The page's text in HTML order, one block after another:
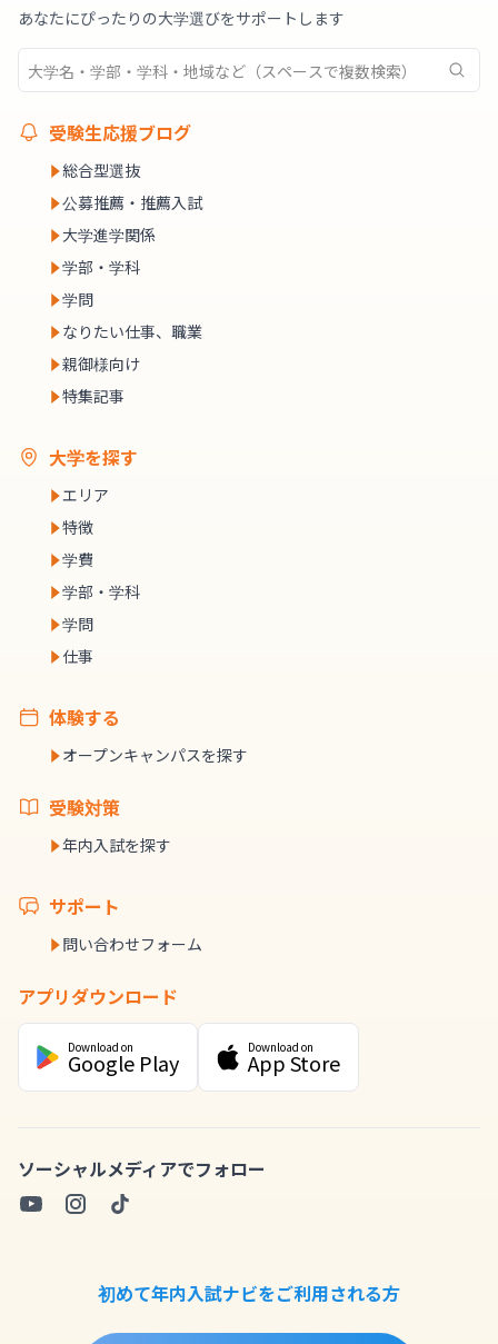
あなたにぴったりの大学選びをサポートします
受験生応援ブログ
総合型選抜
公募推薦・推薦入試
大学進学関係
学部・学科
学問
なりたい仕事、職業
親御様向け
特集記事
大学を探す
エリア
特徴
学費
学部・学科
学問
仕事
体験する
オープンキャンパスを探す
受験対策
年内入試を探す
サポート
問い合わせフォーム
アプリダウンロード
Download on
Google Play
Download on
App Store
ソーシャルメディアでフォロー
初めて年内入試ナビをご利用される方